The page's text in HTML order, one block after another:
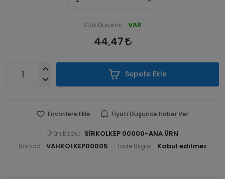
Stok Durumu: VAR
44,47
Sepete Ekle
Favorilere Ekle Fiyatı Düşünce Haber Ver
Ürün Kodu: SİRKOLKEP 00000-ANA ÜRN
Barkod: VAHKOLKEP00005 İade Bilgisi: